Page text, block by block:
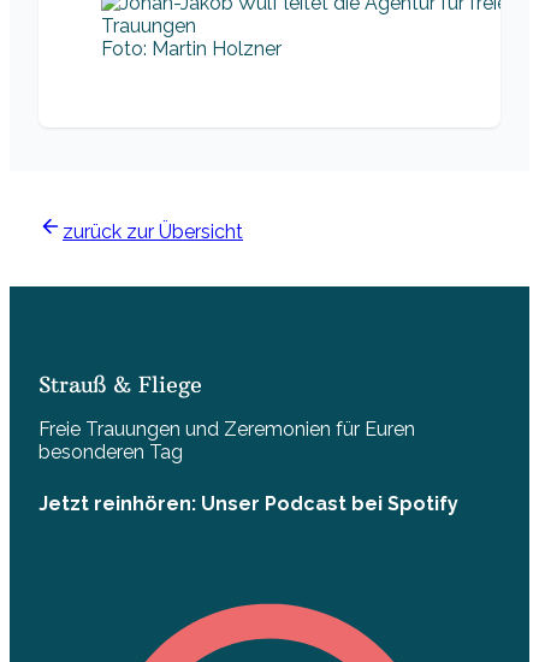
Foto: Martin Holzner
zurück zur Übersicht
Strauß & Fliege
Freie Trauungen und Zeremonien für Euren
besonderen Tag
Jetzt reinhören: Unser Podcast bei Spotify